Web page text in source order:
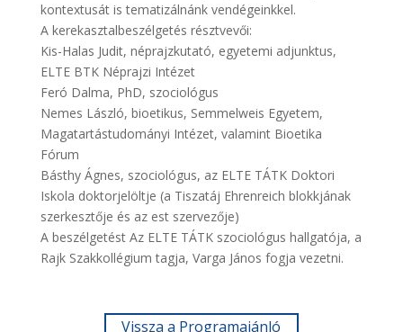
kontextusát is tematizálnánk vendégeinkkel.
A kerekasztalbeszélgetés résztvevői:
Kis-Halas Judit, néprajzkutató, egyetemi adjunktus,
ELTE BTK Néprajzi Intézet
Feró Dalma, PhD, szociológus
Nemes László, bioetikus, Semmelweis Egyetem,
Magatartástudományi Intézet, valamint Bioetika
Fórum
Básthy Ágnes, szociológus, az ELTE TÁTK Doktori
Iskola doktorjelöltje (a Tiszatáj Ehrenreich blokkjának
szerkesztője és az est szervezője)
A beszélgetést Az ELTE TÁTK szociológus hallgatója, a
Rajk Szakkollégium tagja, Varga János fogja vezetni.
Vissza a Programajánló